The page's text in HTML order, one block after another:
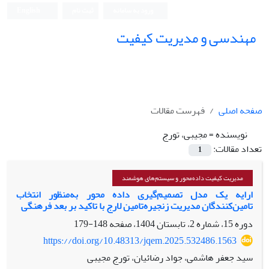
مهندسی و مدیریت کیفیت
صفحه اصلی
فهرست مقالات
نویسنده =مجیبی، تورج
تعداد مقالات:
1
مدیریت کیفیت داده‌محور و سیستم‌های هوشمند
ارایه یک مدل تصمیم‌گیری داده محور به‌منظور انتخاب
تامین‌‌کنندگان مدیریت زنجیره‌تامین لارج با تاکید بر بعد فرهنگی
دوره 15، شماره 2، تابستان 1404، صفحه
148-179
https://doi.org/10.48313/jqem.2025.532486.1563
سید جعفر هاشمی، جواد رضائیان، تورج مجیبی